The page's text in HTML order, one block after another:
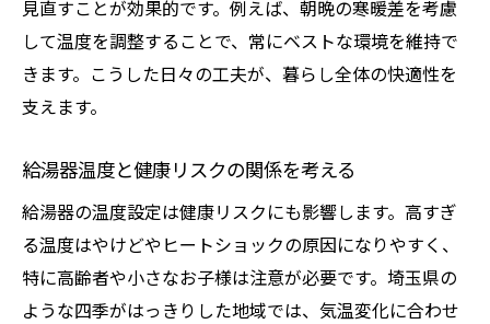
見直すことが効果的です。例えば、朝晩の寒暖差を考慮
して温度を調整することで、常にベストな環境を維持で
きます。こうした日々の工夫が、暮らし全体の快適性を
支えます。
給湯器温度と健康リスクの関係を考える
給湯器の温度設定は健康リスクにも影響します。高すぎ
る温度はやけどやヒートショックの原因になりやすく、
特に高齢者や小さなお子様は注意が必要です。埼玉県の
ような四季がはっきりした地域では、気温変化に合わせ